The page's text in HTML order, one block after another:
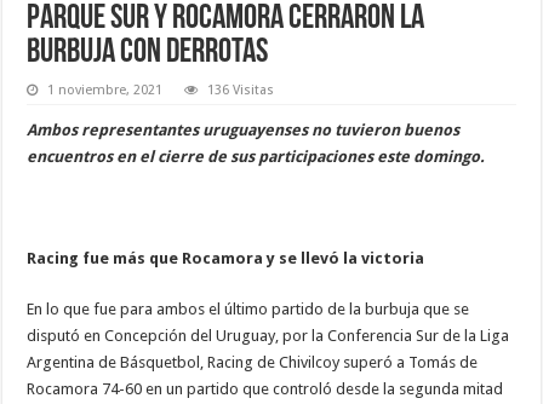
Parque Sur y Rocamora cerraron la
burbuja con derrotas
1 noviembre, 2021 136 Visitas
Ambos representantes uruguayenses no tuvieron buenos
encuentros en el cierre de sus participaciones este domingo.
Racing fue más que Rocamora y se llevó la victoria
En lo que fue para ambos el último partido de la burbuja que se
disputó en Concepción del Uruguay, por la Conferencia Sur de la Liga
Argentina de Básquetbol, Racing de Chivilcoy superó a Tomás de
Rocamora 74-60 en un partido que controló desde la segunda mitad